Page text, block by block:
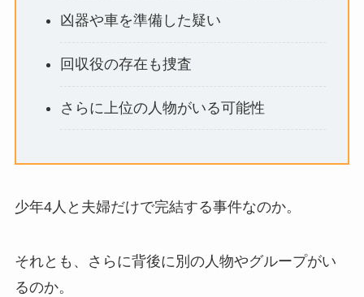
凶器や車を準備した疑い
回収役の存在も捜査
さらに上位の人物がいる可能性
少年4人と夫婦だけで完結する事件なのか。
それとも、さらに背後に別の人物やグループがい
るのか。